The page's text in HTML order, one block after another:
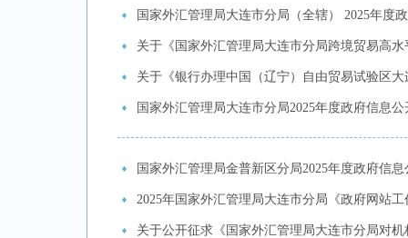
国家外汇管理局大连市分局（全辖） 2025年度
关于《国家外汇管理局大连市分局跨境贸易高
关于《银行办理中国（辽宁）自由贸易试验区
国家外汇管理局大连市分局2025年度政府信息
国家外汇管理局金普新区分局2025年度政府信
2025年国家外汇管理局大连市分局《政府网站
关于公开征求《国家外汇管理局大连市分局对